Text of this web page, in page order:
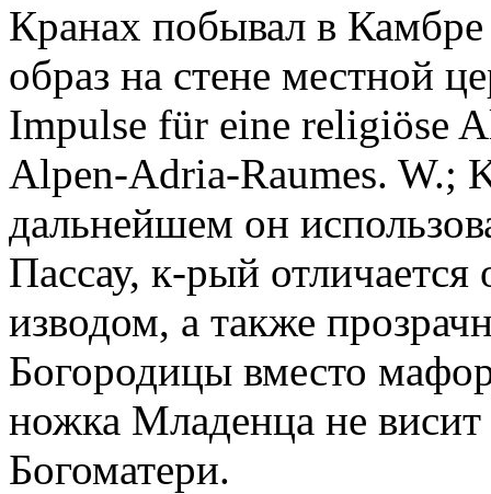
Кранах побывал в
образ на стене местной
Impulse für eine religiöse
Alpen-Adria-Raumes. W.;
дальнейшем он
Пассау, к-рый
изводом, а также
Богородицы вместо
ножка Младенца не висит
Богоматери.